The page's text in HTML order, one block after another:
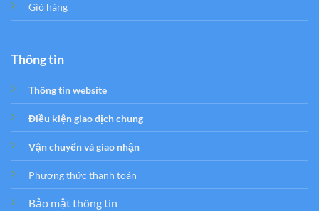
Giỏ hàng
Thông tin
Thông tin website
Điều kiện giao dịch chung
Vận chuyển và giao nhận
Phương thức thanh toán
Bảo mật thông tin